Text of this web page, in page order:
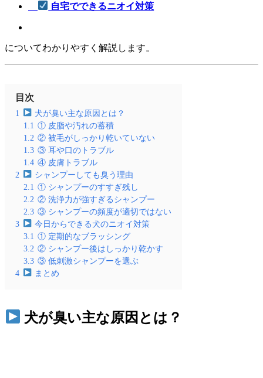
自宅でできるニオイ対策
についてわかりやすく解説します。
目次
1
犬が臭い主な原因とは？
1.1 ① 皮脂や汚れの蓄積
1.2 ② 被毛がしっかり乾いていない
1.3 ③ 耳や口のトラブル
1.4 ④ 皮膚トラブル
2
シャンプーしても臭う理由
2.1 ① シャンプーのすすぎ残し
2.2 ② 洗浄力が強すぎるシャンプー
2.3 ③ シャンプーの頻度が適切ではない
3
今日からできる犬のニオイ対策
3.1 ① 定期的なブラッシング
3.2 ② シャンプー後はしっかり乾かす
3.3 ③ 低刺激シャンプーを選ぶ
4
まとめ
犬が臭い主な原因とは？